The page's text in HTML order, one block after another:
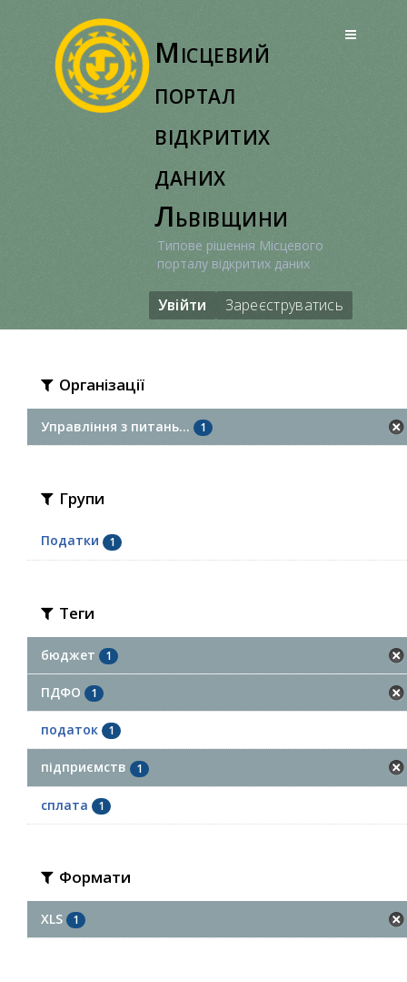
Місцевий
портал
відкритих
даних
Львівщини
Типове рішення Місцевого
порталу відкритих даних
Увійти Зареєструватись
Організації
Управління з питань... 1
Групи
Податки 1
Теги
бюджет 1
ПДФО 1
податок 1
підприємств 1
сплата 1
Формати
XLS 1